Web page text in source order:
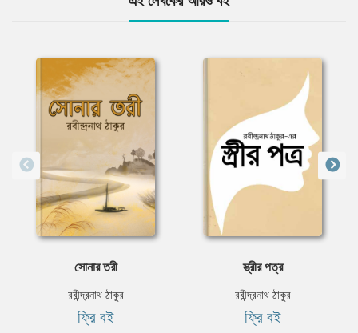
সোনার তরী
রবীন্দ্রনাথ ঠাকুর
ফ্রি বই
স্ত্রীর পত্র
রবীন্দ্রনাথ ঠাকুর
ফ্রি বই